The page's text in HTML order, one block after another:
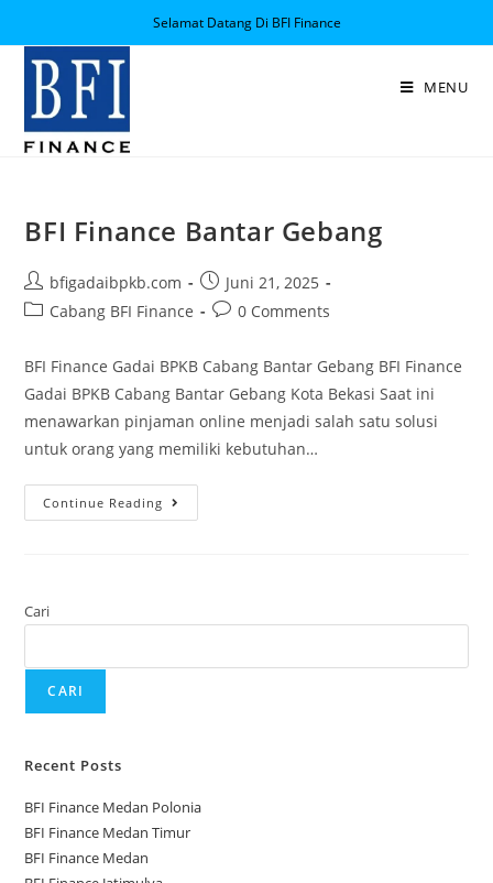
Selamat Datang Di BFI Finance
MENU
BFI Finance Bantar Gebang
bfigadaibpkb.com
Juni 21, 2025
Cabang BFI Finance
0 Comments
BFI Finance Gadai BPKB Cabang Bantar Gebang BFI Finance
Gadai BPKB Cabang Bantar Gebang Kota Bekasi Saat ini
menawarkan pinjaman online menjadi salah satu solusi
untuk orang yang memiliki kebutuhan…
Continue Reading
Cari
CARI
Recent Posts
BFI Finance Medan Polonia
BFI Finance Medan Timur
BFI Finance Medan